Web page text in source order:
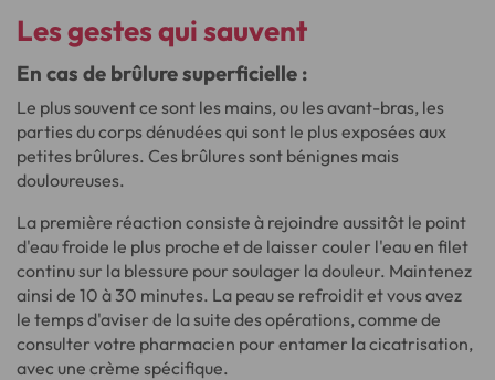
Les gestes qui sauvent
En cas de brûlure superficielle :
Le plus souvent ce sont les mains, ou les avant-bras, les
parties du corps dénudées qui sont le plus exposées aux
petites brûlures. Ces brûlures sont bénignes mais
douloureuses.
La première réaction consiste à rejoindre aussitôt le point
d'eau froide le plus proche et de laisser couler l'eau en filet
continu sur la blessure pour soulager la douleur. Maintenez
ainsi de 10 à 30 minutes. La peau se refroidit et vous avez
le temps d'aviser de la suite des opérations, comme de
consulter votre pharmacien pour entamer la cicatrisation,
avec une crème spécifique.